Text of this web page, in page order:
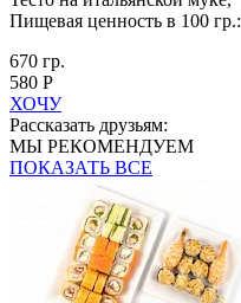
Пищевая ценность в 100 гр.:
670 гр.
580 Р
ХОЧУ
Рассказать друзьям:
МЫ РЕКОМЕНДУЕМ
ПОКАЗАТЬ ВСЕ